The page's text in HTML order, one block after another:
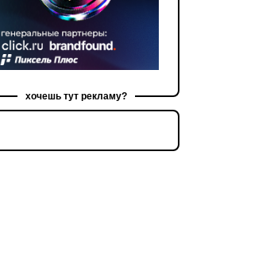
хочешь тут рекламу?